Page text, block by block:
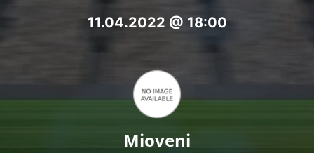
11.04.2022 @ 18:00
Mioveni